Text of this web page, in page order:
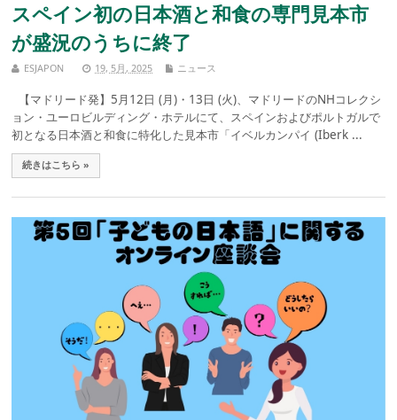
スペイン初の日本酒と和食の専門見本市
が盛況のうちに終了
ESJAPON 19, 5月, 2025 ニュース
【マドリード発】5月12日 (月)・13日 (火)、マドリードのNHコレクシ
ョン・ユーロビルディング・ホテルにて、スペインおよびポルトガルで
初となる日本酒と和食に特化した見本市「イベルカンパイ (Iberk ...
続きはこちら »